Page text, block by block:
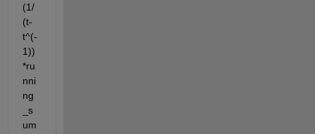
(1/
(t-
t^(-
1))
*ru
nni
ng
_s
um